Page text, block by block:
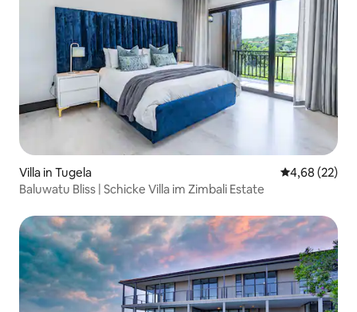
Villa in Tugela
4,68 (22)
Baluwatu Bliss | Schicke Villa im Zimbali Estate